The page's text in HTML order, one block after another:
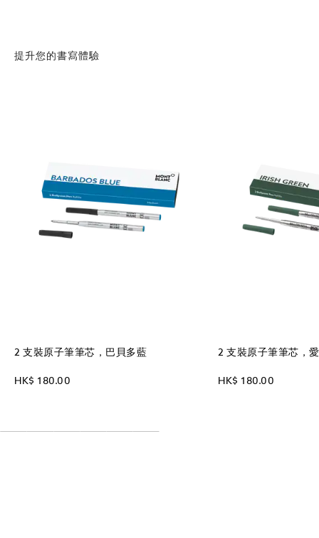
提升您的書寫體驗
2 支裝原子筆筆芯，巴貝多藍
HK$ 180.00
2 支裝原子筆筆芯，
HK$ 180.00